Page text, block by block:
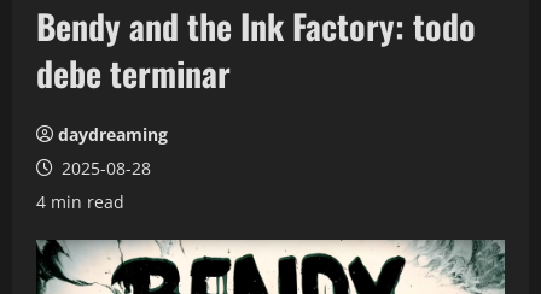
Bendy and the Ink Factory: todo
debe terminar
daydreaming
2025-08-28
4 min read